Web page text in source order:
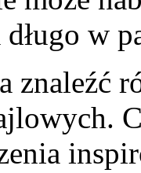
długo w
znaleźć